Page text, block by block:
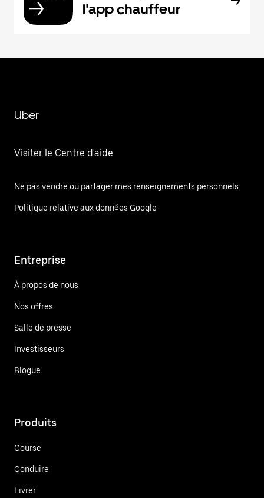
l'app chauffeur
Uber
Visiter le Centre d'aide
Ne pas vendre ou partager mes renseignements personnels
Politique relative aux données Google
Entreprise
À propos de nous
Nos offres
Salle de presse
Investisseurs
Blogue
Produits
Course
Conduire
Livrer